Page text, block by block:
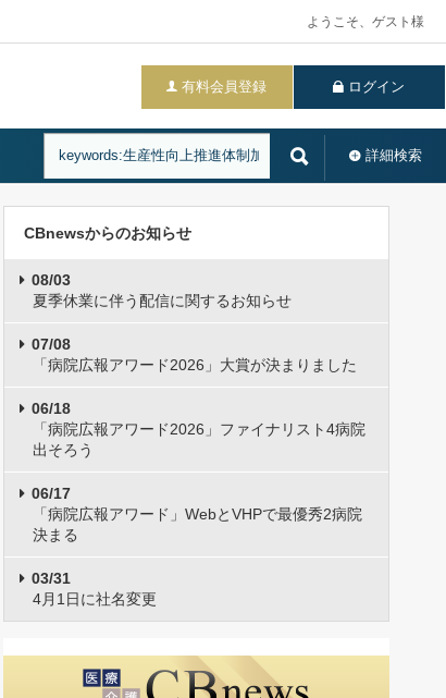
ようこそ、ゲスト様
有料会員登録 ログイン
詳細検索
CBnewsからのお知らせ
08/03
夏季休業に伴う配信に関するお知らせ
07/08
「病院広報アワード2026」大賞が決まりました
06/18
「病院広報アワード2026」ファイナリスト4病院
出そろう
06/17
「病院広報アワード」WebとVHPで最優秀2病院
決まる
03/31
4月1日に社名変更